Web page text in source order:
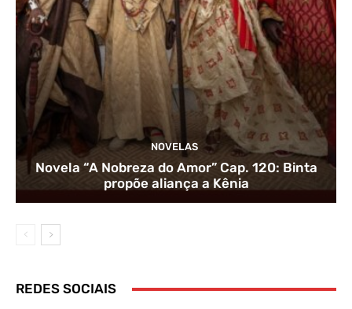
NOVELAS
Novela “A Nobreza do Amor” Cap. 120: Binta
propõe aliança a Kênia
REDES SOCIAIS